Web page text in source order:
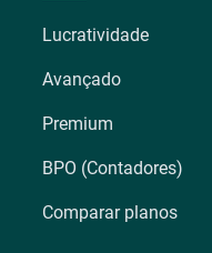
Lucratividade
Avançado
Premium
BPO (Contadores)
Comparar planos